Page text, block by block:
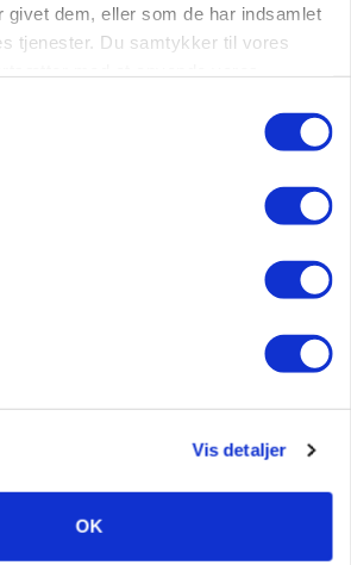
givet dem, eller som de har indsamlet
tjenester. Du samtykker til vores
Vis detaljer
OK
pr. kg vokser: Polsk kylling